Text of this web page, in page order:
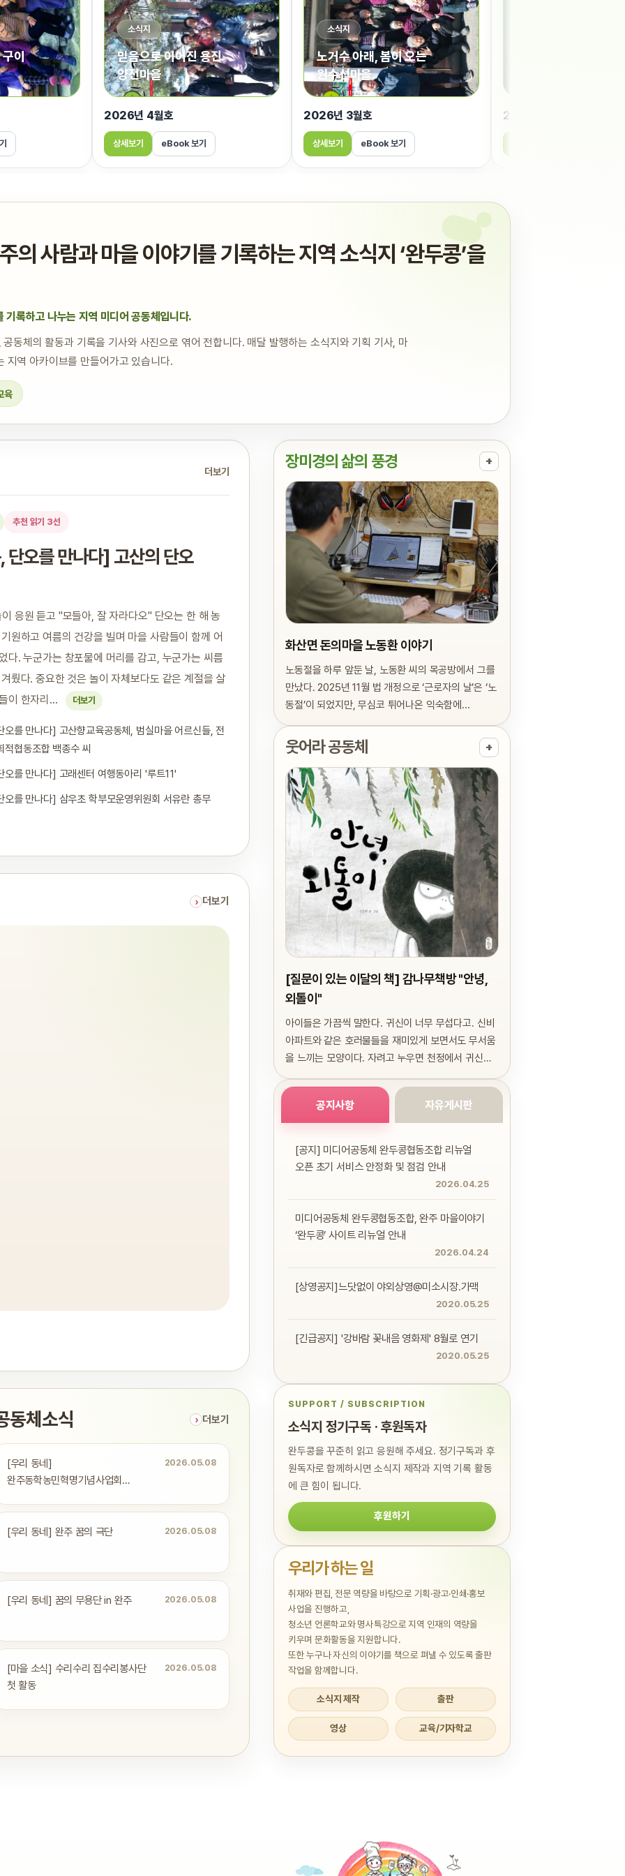
구이
소식지
믿음으로 이어진 용진
양전마을
2026년 4월호
상세보기 eBook 보기
소식지
노거수 아래, 봄이 오는
원수선마을
2026년 3월호
상세보기 eBook 보기
2026년 2월호
의 사람과 마을 이야기를 기록하는 지역 소식지 ‘완두콩’을
기록하고 나누는 지역 미디어 공동체입니다.
동체의 활동과 기록을 기사와 사진으로 엮어 전합니다. 매달 발행하는 소식지와 기획 기사, 마
지역 아카이브를 만들어가고 있습니다.
육
더보기
추천 읽기 3선
단오를 만나다] 고산의 단오
응원 듣고 "모들아, 잘 자라다오" 단오는 한 해 농
원하고 여름의 건강을 빌며 마을 사람들이 함께 어
다. 누군가는 창포물에 머리를 감고, 누군가는 씨름
뤘다. 중요한 것은 놀이 자체보다도 같은 계절을 살
이 한자리...
더보기
오를 만나다] 고산향교육공동체, 범실마을 어르신들, 전
적협동조합 백종수 씨
오를 만나다] 고래센터 여행동아리 '루트11'
오를 만나다] 삼우초 학부모운영위원회 서유란 총무
더보기
동체소식 더보기
[우리 동네]
완주동학농민혁명기념사업회
2026.05.08
[우리 동네] 완주 꿈의 극단 2026.05.08
[우리 동네] 꿈의 무용단 in 완주 2026.05.08
[마을 소식] 수리수리 집수리봉사단
첫 활동
2026.05.08
장미경의 삶의 풍경 +
화산면 돈의마을 노동환 이야기
노동절을 하루 앞둔 날, 노동환 씨의 목공방에서 그를
만났다. 2025년 11월 법 개정으로 ‘근로자의 날’은 ‘노
동절’이 되었지만, 무심코 튀어나온 익숙함에...
웃어라 공동체 +
[질문이 있는 이달의 책] 감나무책방 "안녕,
외톨이"
아이들은 가끔씩 말한다. 귀신이 너무 무섭다고. 신비
아파트와 같은 호러물들을 재미있게 보면서도 무서움
을 느끼는 모양이다. 자려고 누우면 천정에서 귀신이
내려올...
공지사항 자유게시판
[공지] 미디어공동체 완두콩협동조합 리뉴얼
오픈 초기 서비스 안정화 및 점검 안내
2026.04.25
미디어공동체 완두콩협동조합, 완주 마을이야기
‘완두콩’ 사이트 리뉴얼 안내
2026.04.24
[상영공지]느닷없이 야외상영@미소시장.가맥
2020.05.25
[긴급공지] '강바람 꽃내음 영화제' 8월로 연기
2020.05.25
SUPPORT / SUBSCRIPTION
소식지 정기구독 · 후원독자
완두콩을 꾸준히 읽고 응원해 주세요. 정기구독과 후
원독자로 함께하시면 소식지 제작과 지역 기록 활동
에 큰 힘이 됩니다.
후원하기
우리가 하는 일
취재와 편집, 전문 역량을 바탕으로 기획·광고·인쇄·홍보
사업을 진행하고,
청소년 언론학교와 명사특강으로 지역 인재의 역량을
키우며 문화활동을 지원합니다.
또한 누구나 자신의 이야기를 책으로 펴낼 수 있도록 출판
작업을 함께합니다.
소식지 제작 출판
영상 교육/기자학교